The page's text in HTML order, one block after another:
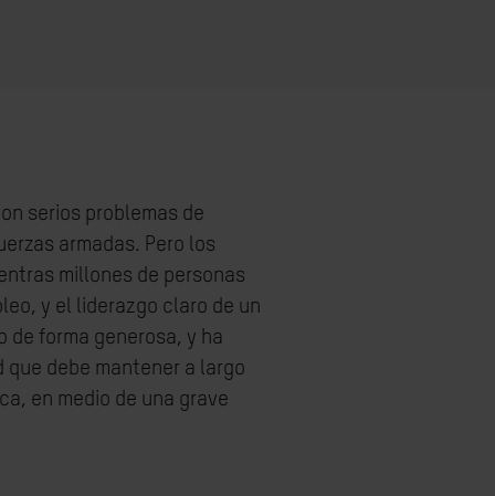
serios problemas de
armadas. Pero los
millones de personas
y el liderazgo claro de un
de forma generosa, y ha
debe mantener a largo
en medio de una grave